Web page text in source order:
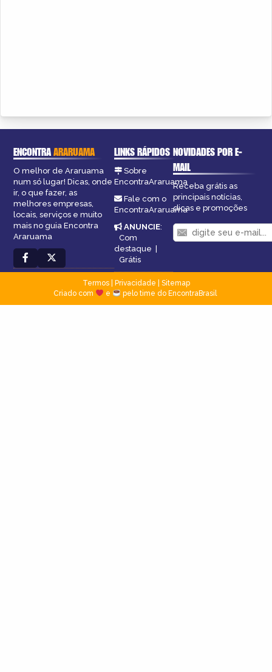
ENCONTRAARARUAMA
O melhor de Araruama
num só lugar! Dicas, onde
ir, o que fazer, as
melhores empresas,
locais, serviços e muito
mais no guia Encontra
Araruama
LINKS RÁPIDOS
Sobre
EncontraAraruama
Fale com o
EncontraAraruama
ANUNCIE:
Com
destaque |
Grátis
NOVIDADES POR E-
MAIL
Receba grátis as
principais notícias,
dicas e promoções
Termos| Privacidade
Sitemap
Criado com
e pelo time do EncontraBrasil